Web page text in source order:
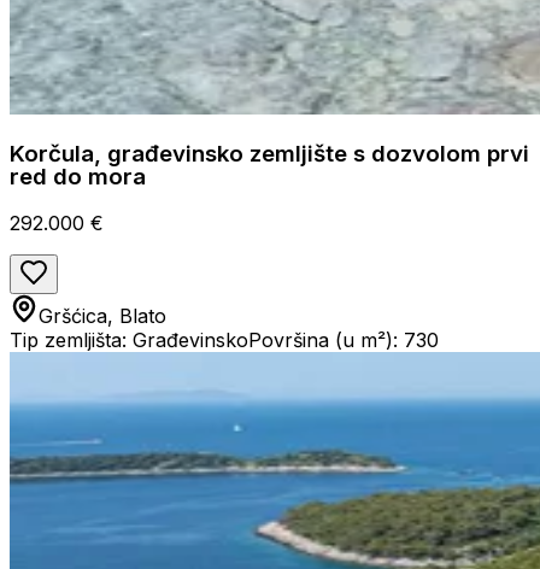
Korčula, građevinsko zemljište s dozvolom prvi
red do mora
292.000 €
Gršćica, Blato
Tip zemljišta: GrađevinskoPovršina (u m²): 730